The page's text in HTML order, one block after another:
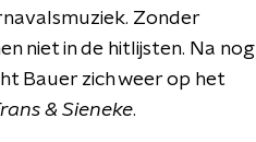
Zonder
niet in de hitlijsten. Na nog
Bauer zich weer op het
& Sieneke.